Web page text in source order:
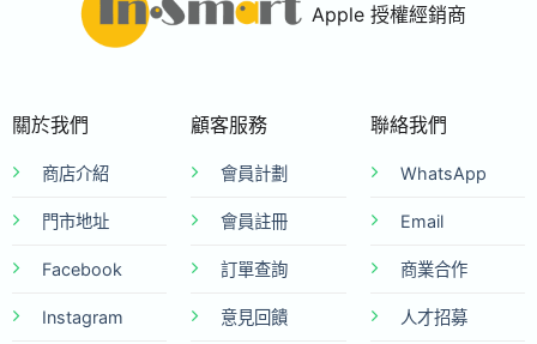
Apple 授權經銷商
關於我們
商店介紹
門市地址
Facebook
Instagram
顧客服務
會員計劃
會員註冊
訂單查詢
意見回饋
聯絡我們
WhatsApp
Email
商業合作
人才招募